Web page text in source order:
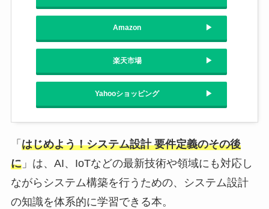
Amazon
楽天市場
Yahooショッピング
「 はじめよう！システム設計 要件定義のその後
に」は、AI、IoTなどの最新技術や領域にも対応し
ながらシステム構築を行うための、システム設計
の知識を体系的に学習できる本。